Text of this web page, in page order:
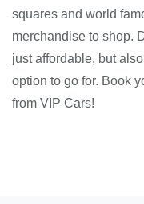
squares and world
merchandise to shop.
just affordable, but
option to go for. Book
from VIP Cars!